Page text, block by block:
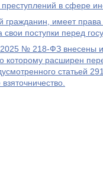
преступлений в сфере
имеет права
свои поступки перед
№ 218-ФЗ внесены
которому расширен
статьей